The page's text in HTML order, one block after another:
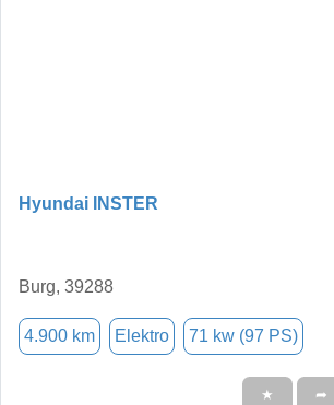
Hyundai INSTER
Burg, 39288
4.900 km Elektro 71 kw (97 PS)
★ ➦